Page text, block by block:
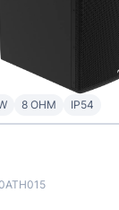
8 OHM IP54